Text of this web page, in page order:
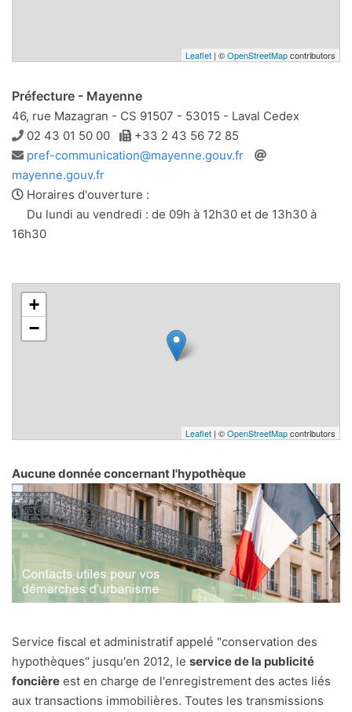
Leaflet | ©OpenStreetMapcontributors
Préfecture - Mayenne
46, rue Mazagran - CS 91507 - 53015 - Laval Cedex
Téléphone
02 43 01 50 00 Télécopie
+33 2 43 56 72 85
Adresse
e-
mail
pref-communication@mayenne.gouv.fr
mayenne.gouv.fr
Horaires d'ouverture :
Du lundi au vendredi : de 09h à 12h30 et de 13h30 à
16h30
+
−
Leaflet | ©OpenStreetMapcontributors
Aucune donnée concernant l'hypothèque
Service fiscal et administratif appelé "conservation des
hypothèques" jusqu'en 2012, le service de la publicité
foncière est en charge de l'enregistrement des actes liés
aux transactions immobilières. Toutes les transmissions